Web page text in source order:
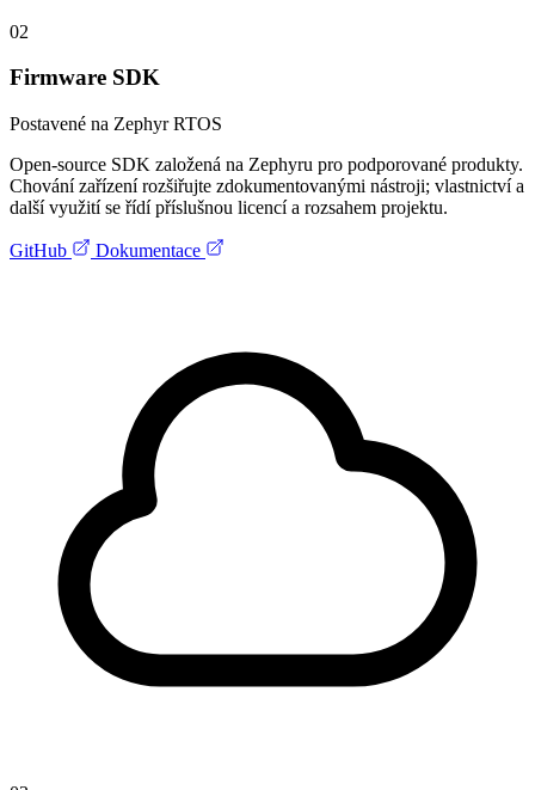
02
Firmware SDK
Postavené na Zephyr RTOS
Open-source SDK založená na Zephyru pro podporované produkty.
Chování zařízení rozšiřujte zdokumentovanými nástroji; vlastnictví a
další využití se řídí příslušnou licencí a rozsahem projektu.
GitHub Dokumentace